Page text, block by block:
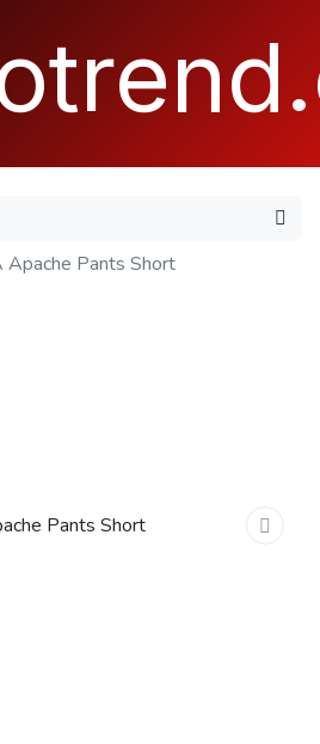
Apache Pants Short